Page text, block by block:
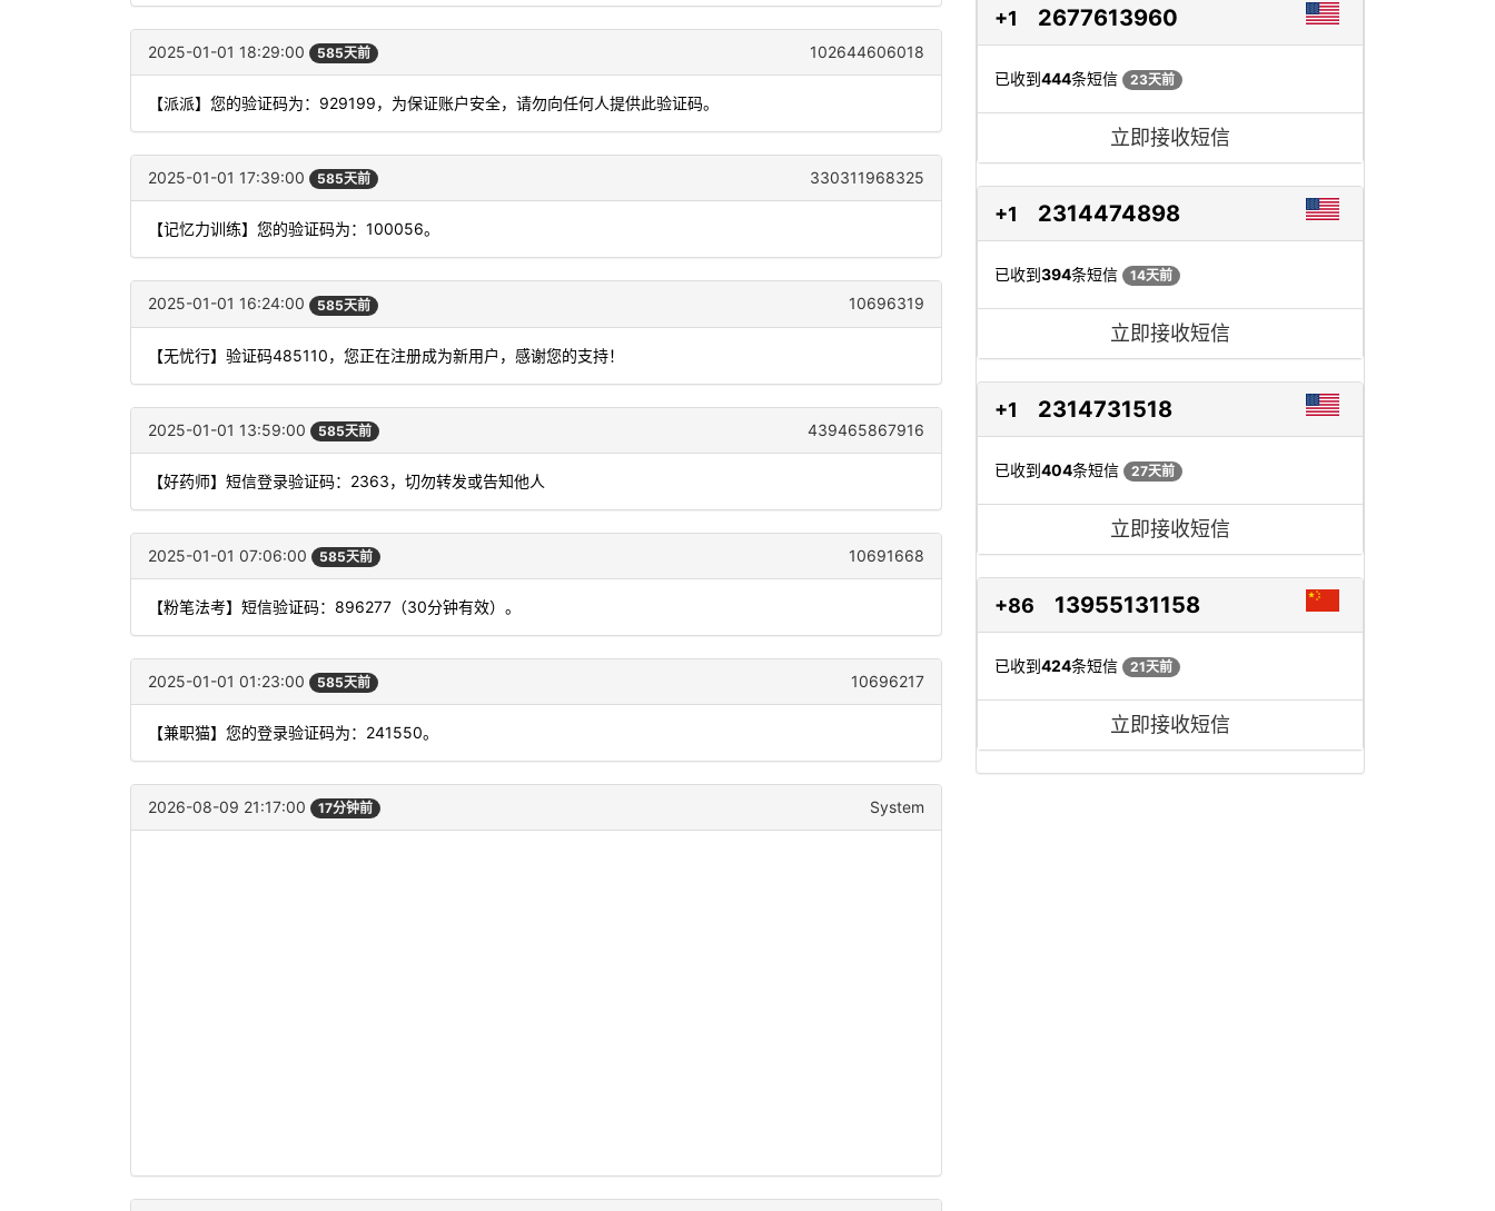
2025-01-01 18:29:00 585天前 102644606018
【派派】您的验证码为：929199，为保证账户安全，请勿向任何人提供此验证码。
2025-01-01 17:39:00 585天前 330311968325
【记忆力训练】您的验证码为：100056。
2025-01-01 16:24:00 585天前 10696319
【无忧行】验证码485110，您正在注册成为新用户，感谢您的支持！
2025-01-01 13:59:00 585天前 439465867916
【好药师】短信登录验证码：2363，切勿转发或告知他人
2025-01-01 07:06:00 585天前 10691668
【粉笔法考】短信验证码：896277（30分钟有效）。
2025-01-01 01:23:00 585天前 10696217
【兼职猫】您的登录验证码为：241550。
2026-08-09 21:17:00 17分钟前 System
+1 2677613960
已收到444条短信 23天前
立即接收短信
+1 2314474898
已收到394条短信 14天前
立即接收短信
+1 2314731518
已收到404条短信 27天前
立即接收短信
+86 13955131158
已收到424条短信 21天前
立即接收短信